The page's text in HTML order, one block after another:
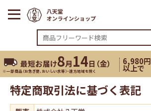
最短お届け8月14日（金）
※一部商品（お急ぎ便、おいしい水等）・遠方地域を除く
6,980円
以上で
特定商取引法に基づく表記